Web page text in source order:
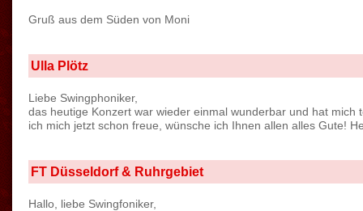
Gruß aus dem Süden von Moni
Ulla Plötz
Liebe Swingphoniker,
das heutige Konzert war wieder einmal wunderbar und hat
ich mich jetzt schon freue, wünsche ich Ihnen allen alles Gute!
FT Düsseldorf & Ruhrgebiet
Hallo, liebe Swingfoniker,